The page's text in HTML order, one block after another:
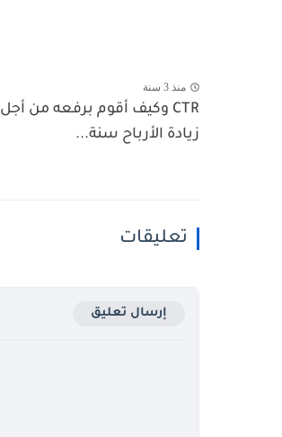
منذ 3 سنة
CTR وكيف أقوم برفعه من أجل
زيادة الأرباح سنة...
تعليقات
إرسال تعليق